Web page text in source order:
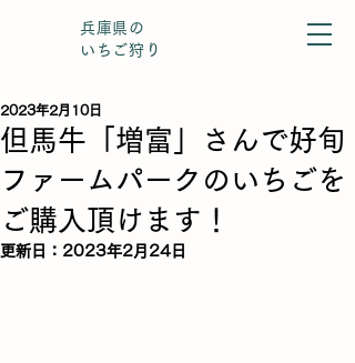
兵庫県の
いちご狩り
但馬牛「増富」さんで好旬
ファームパークのいちごを
ご購入頂けます！
2023年2月10日
更新日： 2023年2月24日